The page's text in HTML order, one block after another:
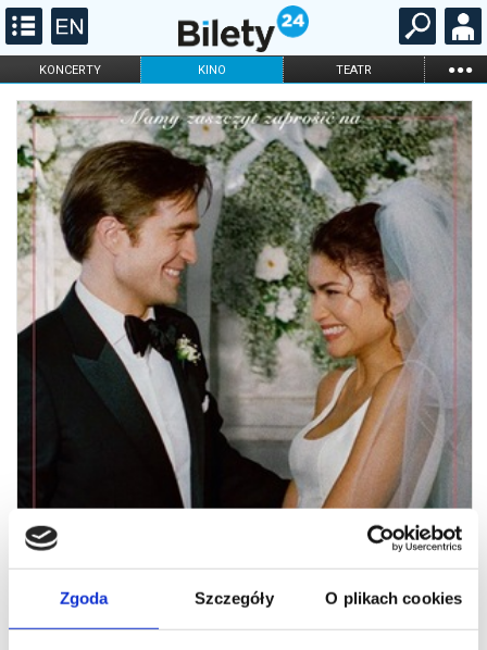
Zgoda Szczegóły O plikach cookies
KONCERTY KINO TEATR ...
FILHARMONIA OPERA I BALET
STAND-UP
DLA DZIECI
ONLINE KARNETY